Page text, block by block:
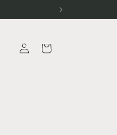
EinloggenWarenkorb